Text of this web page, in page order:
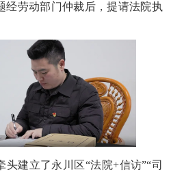
经劳动部门仲裁后，提请法院执
头建立了永川区“法院+信访”“司